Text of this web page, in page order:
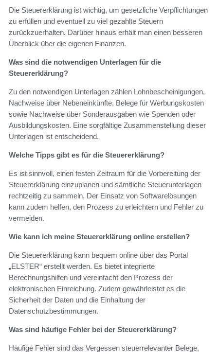
Die Steuererklärung ist wichtig, um gesetzliche Verpflichtungen
zu erfüllen und eventuell zu viel gezahlte Steuern
zurückzuerhalten. Darüber hinaus erhält man einen besseren
Überblick über die eigenen Finanzen.
Was sind die notwendigen Unterlagen für die
Steuererklärung?
Zu den notwendigen Unterlagen zählen Lohnbescheinigungen,
Nachweise über Nebeneinkünfte, Belege für Werbungskosten
sowie Nachweise über Sonderausgaben wie Spenden oder
Ausbildungskosten. Eine sorgfältige Zusammenstellung dieser
Unterlagen ist entscheidend.
Welche Tipps gibt es für die Steuererklärung?
Es ist sinnvoll, einen festen Zeitraum für die Vorbereitung der
Steuererklärung einzuplanen und sämtliche Steuerunterlagen
rechtzeitig zu sammeln. Der Einsatz von Softwarelösungen
kann zudem helfen, den Prozess zu erleichtern und Fehler zu
vermeiden.
Wie kann ich meine Steuererklärung online erstellen?
Die Steuererklärung kann bequem online über das Portal
„ELSTER“ erstellt werden. Es bietet integrierte
Berechnungshilfen und vereinfacht den Prozess der
elektronischen Einreichung. Zudem gewährleistet es die
Sicherheit der Daten und die Einhaltung der
Datenschutzbestimmungen.
Was sind häufige Fehler bei der Steuererklärung?
Häufige Fehler sind das Vergessen steuerrelevanter Belege,